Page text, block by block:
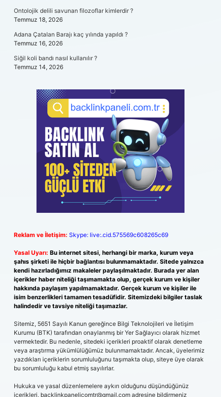
Ontolojik delili savunan filozoflar kimlerdir ?
Temmuz 18, 2026
Adana Çatalan Barajı kaç yılında yapıldı ?
Temmuz 16, 2026
Siğil koli bandı nasıl kullanılır ?
Temmuz 14, 2026
Reklam ve İletişim: Skype: live:.cid.575569c608265c69
Yasal Uyarı: Bu internet sitesi, herhangi bir marka, kurum veya
şahıs şirketi ile hiçbir bağlantısı bulunmamaktadır. Sitede yalnızca
kendi hazırladığımız makaleler paylaşılmaktadır. Burada yer alan
içerikler haber niteliği taşımamakta olup, gerçek kurum ve kişiler
hakkında paylaşım yapılmamaktadır. Gerçek kurum ve kişiler ile
isim benzerlikleri tamamen tesadüfidir. Sitemizdeki bilgiler taslak
halindedir ve tavsiye niteliği taşımazlar.
Sitemiz, 5651 Sayılı Kanun gereğince Bilgi Teknolojileri ve İletişim
Kurumu (BTK) tarafından onaylanmış bir Yer Sağlayıcı olarak hizmet
vermektedir. Bu nedenle, sitedeki içerikleri proaktif olarak denetleme
veya araştırma yükümlülüğümüz bulunmamaktadır. Ancak, üyelerimiz
yazdıkları içeriklerin sorumluluğunu taşımakta olup, siteye üye olarak
bu sorumluluğu kabul etmiş sayılırlar.
Hukuka ve yasal düzenlemelere aykırı olduğunu düşündüğünüz
içerikleri, backlinkpanelicomtr@gmail.com adresine bildirmeniz